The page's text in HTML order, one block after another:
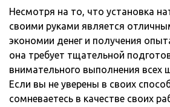
Несмотря на то, что установка
своими руками является
экономии денег и получения
она требует тщательной
внимательного выполнения всех
Если вы не уверены в своих
сомневаетесь в качестве своих